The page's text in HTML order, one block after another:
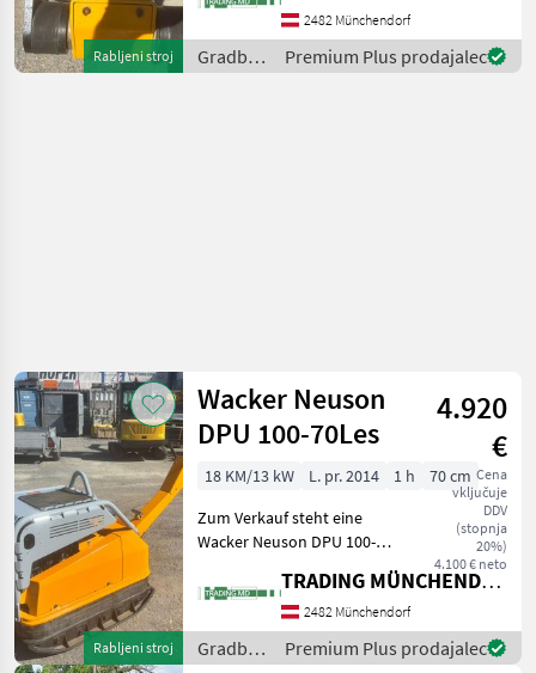
Rabljeni stroj
Stroj je pripravljen za
takojšnjo uporabo
Gradbeni stroji Vib
2482 Münchendorf
Gradbeni
stroji /
Premium Plus prodajalec
Rabljeni stroj
Wacker Neuson
DPU 100-70Les
4.920
€
Cena
vključuje
DDV
(stopnja
20%)
4.100 € neto
18 KM/13 kW L. pr. 2014 1 h
70 cm
Zum Verkauf steht eine
Wacker Neuson DPU 100-
06/2014, in sehr gutem
Zustand. Die Maschine ist
sofort einsatzbereit
Gradbeni stroji Vibr
TRADING MÜNCHENDORF Handels GmbH
2482 Münchendorf
Gradbeni
Premium Plus prodajalec